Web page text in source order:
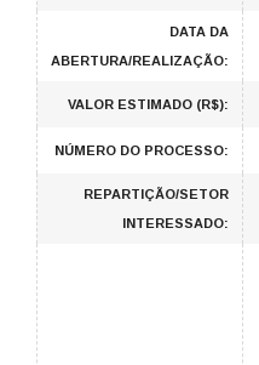
DATA DA
ABERTURA/REALIZAÇÃO:
VALOR ESTIMADO (R$):
NÚMERO DO PROCESSO:
REPARTIÇÃO/SETOR
INTERESSADO: